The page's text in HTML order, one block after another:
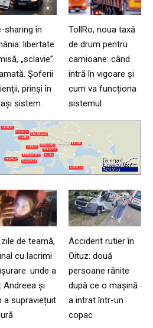
sharing în
libertate
„sclavie”
Șoferii
prinși în
sistem
TollRo, noua taxă
de drum pentru
camioane: când
intră în vigoare și
cum va funcționa
sistemul
de teamă,
cu lacrimi
unde a
și
a supraviețuit
Accident rutier în
Oituz: două
persoane rănite
după ce o mașină
a intrat într-un
copac